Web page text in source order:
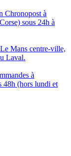
Chronopost à
sous 24h à
Mans centre-ville,
Laval.
à
48h (hors lundi et